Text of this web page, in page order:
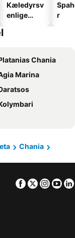
Kæledyrsv
enlige
r
Chania
Marina
Chania
Facebook
Twitter